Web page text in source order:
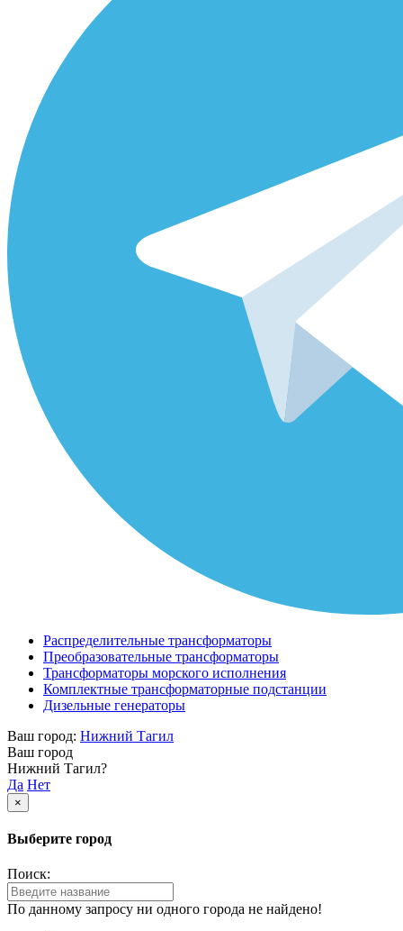
Распределительные трансформаторы
Преобразовательные трансформаторы
Трансформаторы морского исполнения
Комплектные трансформаторные подстанции
Дизельные генераторы
Ваш город: Нижний Тагил
Ваш город
Нижний Тагил?
Да Нет
×
Выберите город
Поиск:
По данному запросу ни одного города не найдено!